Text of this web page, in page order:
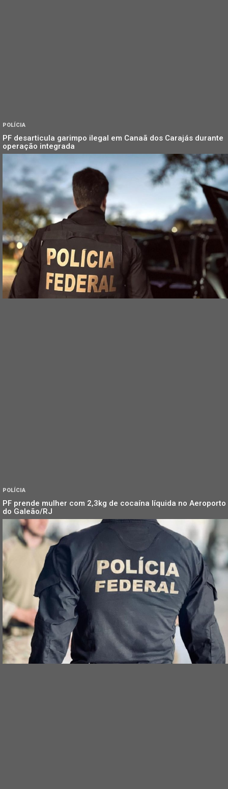
POLÍCIA
PF desarticula garimpo ilegal em Canaã dos Carajás durante
operação integrada
POLÍCIA
PF prende mulher com 2,3kg de cocaína líquida no Aeroporto
do Galeão/RJ